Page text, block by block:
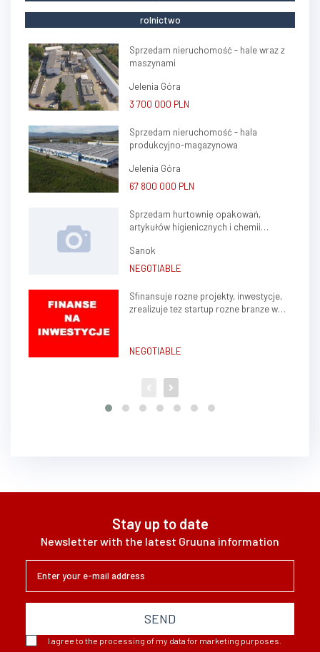
rolnictwo
Sprzedam nieruchomość - hale wraz z
maszynami
Jelenia Góra
3 700 000 PLN
Sprzedam nieruchomość - hala
produkcyjno-magazynowa
Jelenia Góra
67 800 000 PLN
Sprzedam hurtownię opakowań,
artykułów higienicznych i chemii
Sanok
NEGOTIABLE
Sfinansuje rozne projekty, inwestycje,
zrealizuje tez startup rozne branze w
NEGOTIABLE
Stay up to date
Newsletter with the latest Gruuna information
SEND
I agree to the processing of my data for marketing purposes.